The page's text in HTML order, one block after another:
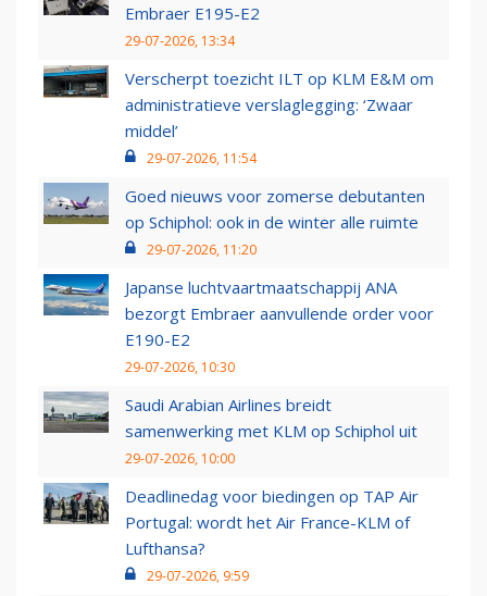
Embraer E195-E2
29-07-2026, 13:34
Verscherpt toezicht ILT op KLM E&M om
administratieve verslaglegging: ‘Zwaar
middel’
29-07-2026, 11:54
Goed nieuws voor zomerse debutanten
op Schiphol: ook in de winter alle ruimte
29-07-2026, 11:20
Japanse luchtvaartmaatschappij ANA
bezorgt Embraer aanvullende order voor
E190-E2
29-07-2026, 10:30
Saudi Arabian Airlines breidt
samenwerking met KLM op Schiphol uit
29-07-2026, 10:00
Deadlinedag voor biedingen op TAP Air
Portugal: wordt het Air France-KLM of
Lufthansa?
29-07-2026, 9:59